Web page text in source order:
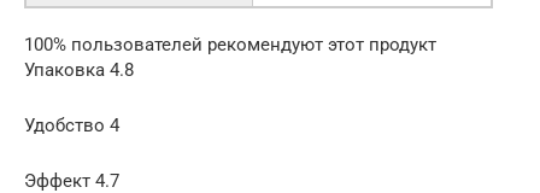
100% пользователей рекомендуют этот продукт
Упаковка 4.8
Удобство 4
Эффект 4.7